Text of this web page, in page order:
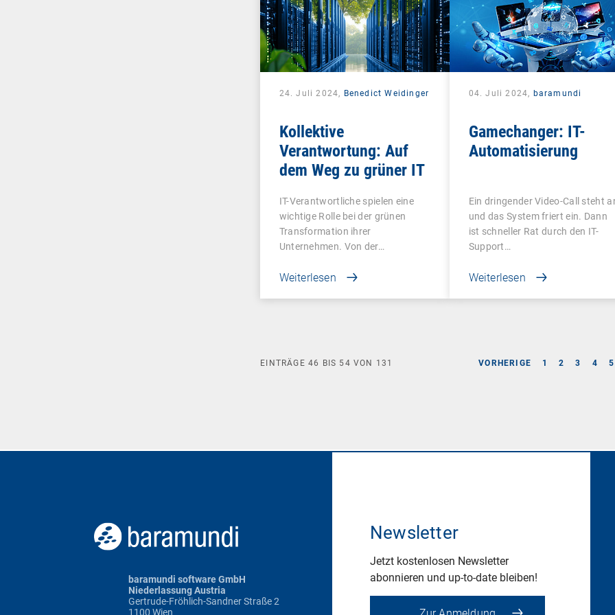
24. Juli 2024, Benedict Weidinger
Kollektive
Verantwortung: Auf
dem Weg zu grüner IT
IT-Verantwortliche spielen eine
wichtige Rolle bei der grünen
Transformation ihrer
Unternehmen. Von der…
Weiterlesen
04. Juli 2024, baramundi
Gamechanger: IT-
Automatisierung
Ein dringender Video-Call steht
und das System friert ein. Dann
ist schneller Rat durch den IT-
Support…
Weiterlesen
VORHERIGE 1 2 3 4 5
EINTRÄGE 46 BIS 54 VON 131
baramundi software GmbH
Niederlassung Austria
Gertrude-Fröhlich-Sandner Straße 2
1100 Wien
Newsletter
Jetzt kostenlosen Newsletter
abonnieren und up-to-date bleiben!